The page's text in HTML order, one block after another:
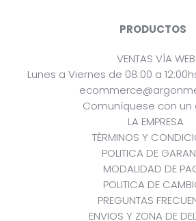
PRODUCTOS
VENTAS VÍA WEB
Lunes a Viernes de 08:00 a
Comuníquese con un
LA EMPRESA
TÉRMINOS Y
POLITICA DE
MODALIDAD DE
POLITICA DE
PREGUNTAS
ENVIOS Y ZONA DE